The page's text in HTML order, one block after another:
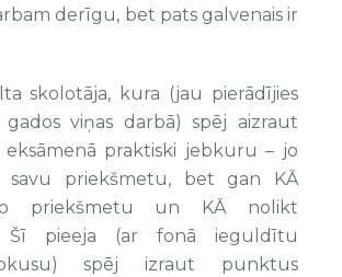
derīgu, bet pats galvenais ir
skolotāja, kura (jau pierādījies
gados viņas darbā) spēj aizraut
eksāmenā praktiski jebkuru – jo
savu priekšmetu, bet gan KĀ
priekšmetu un KĀ nolikt
Šī pieeja (ar fonā ieguldītu
spēj izraut punktus